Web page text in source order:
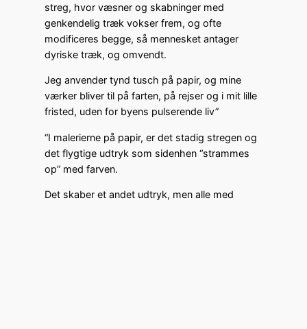
streg, hvor væsner og skabninger med
genkendelig træk vokser frem, og ofte
modificeres begge, så mennesket antager
dyriske træk, og omvendt.
Jeg anvender tynd tusch på papir, og mine
værker bliver til på farten, på rejser og i mit lille
fristed, uden for byens pulserende liv”
“I malerierne på papir, er det stadig stregen og
det flygtige udtryk som sidenhen “strammes
op” med farven.
Det skaber et andet udtryk, men alle med